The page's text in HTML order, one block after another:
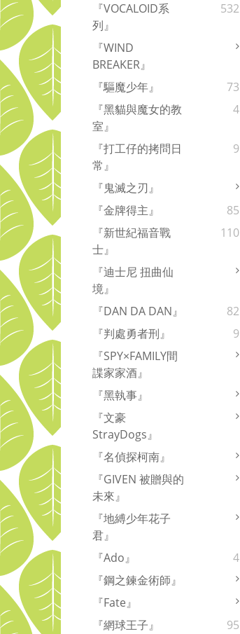
『VOCALOID系
列』
532
『WIND
BREAKER』
『驅魔少年』
73
『黑貓與魔女的教
室』
4
『打工仔的拷問日
常』
9
『鬼滅之刃』
『金牌得主』
85
『新世紀福音戰
士』
110
『迪士尼 扭曲仙
境』
『DAN DA DAN』
82
『判處勇者刑』
9
『SPY×FAMILY間
諜家家酒』
『黑執事』
『文豪
StrayDogs』
『名偵探柯南』
『GIVEN 被贈與的
未來』
『地縛少年花子
君』
『Ado』
4
『鋼之鍊金術師』
『Fate』
『網球王子』
95